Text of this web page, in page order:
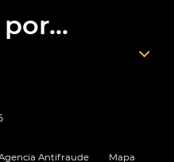
Antifraude Mapa